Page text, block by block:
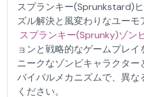
スプランキー(Sprunkstard)
ズル解決と風変わりなユーモ
スプランキー(Sprunky)ゾン
ョンと戦略的なゲームプレ
ニークなゾンビキャラクタ
バイバルメカニズムで、異な
ください。